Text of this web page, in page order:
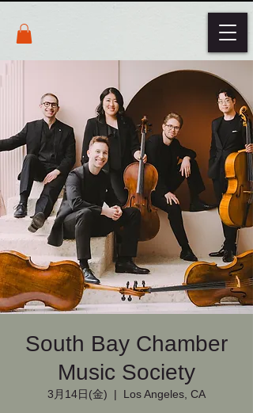
South Bay Chamber
Music Society
3月14日(金)
  |
Los Angeles, CA